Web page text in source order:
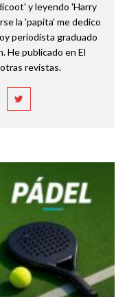
y leyendo 'Harry
la 'papita' me dedico
periodista graduado
He publicado en El
revistas.